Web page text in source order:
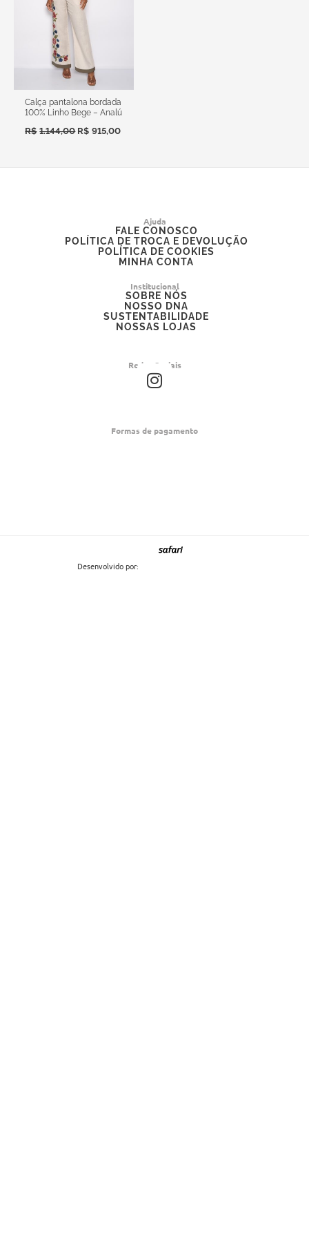
Calça pantalona bordada
100% Linho Bege – Analú
R$ 1.144,00 R$ 915,00
Ajuda
FALE CONOSCO
POLÍTICA DE TROCA E DEVOLUÇÃO
POLÍTICA DE COOKIES
MINHA CONTA
Institucional
SOBRE NÓS
NOSSO DNA
SUSTENTABILIDADE
NOSSAS LOJAS
Redes Sociais
I
n
t
Formas de pagamento
Desenvolvido por: